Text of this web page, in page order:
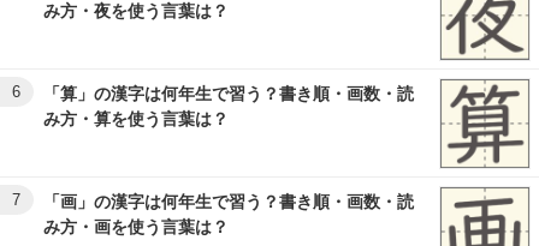
み方・夜を使う言葉は？
6
「算」の漢字は何年生で習う？書き順・画数・読
み方・算を使う言葉は？
7
「画」の漢字は何年生で習う？書き順・画数・読
み方・画を使う言葉は？